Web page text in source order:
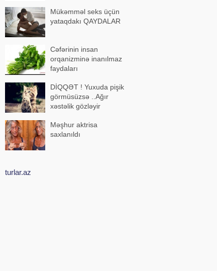
Mükəmməl seks üçün
yataqdakı QAYDALAR
Cəfərinin insan
orqanizminə inanılmaz
faydaları
DİQQƏT ! Yuxuda pişik
görmüsüzsə ..Ağır
xəstəlik gözləyir
Məşhur aktrisa
saxlanıldı
turlar.az